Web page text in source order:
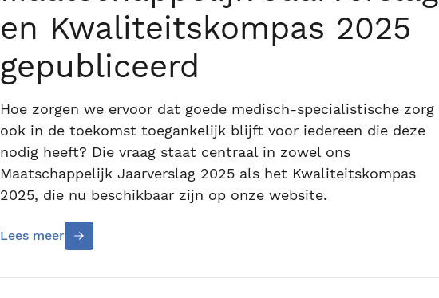
en Kwaliteitskompas 2025
gepubliceerd
Hoe zorgen we ervoor dat goede medisch-specialistische zorg
ook in de toekomst toegankelijk blijft voor iedereen die deze
nodig heeft? Die vraag staat centraal in zowel ons
Maatschappelijk Jaarverslag 2025 als het Kwaliteitskompas
2025, die nu beschikbaar zijn op onze website.
Lees meer